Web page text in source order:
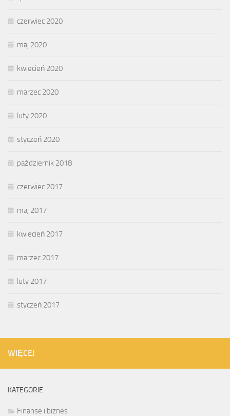
czerwiec 2020
maj 2020
kwiecień 2020
marzec 2020
luty 2020
styczeń 2020
październik 2018
czerwiec 2017
maj 2017
kwiecień 2017
marzec 2017
luty 2017
styczeń 2017
WIĘCEJ
KATEGORIE
Finanse i biznes